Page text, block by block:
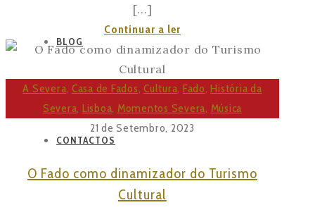
BLOG
CONTACTOS
[...]
Continuar a lerO
Papel
Severa
na
preservação
Fado
A Severa, Casa de Fados,Cultura, Fado,História da
Severa, Lisboa, Momentos Severa, Música
21 de Setembro, 2023
O Fado como dinamizador do Turismo
Cultural